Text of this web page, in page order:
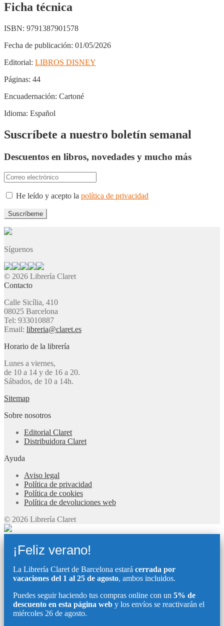
Ficha técnica
ISBN: 9791387901578
Fecha de publicación: 01/05/2026
Editorial: LIBROS DISNEY
Páginas: 44
Encuadernación: Cartoné
Idioma: Español
Suscríbete a nuestro boletín semanal
Descuentos en libros, novedades y mucho más
He leído y acepto la política de privacidad
Síguenos
© 2026 Librería Claret
Contacto
Calle Sicília, 410
08025 Barcelona
Tel: 933010887
Email: libreria@claret.es
Horario de la librería
Lunes a viernes,
de 10 a 14 y de 16 a 20.
Sábados, de 10 a 14h.
Sitemap
Sobre nosotros
Editorial Claret
Distribuidora Claret
Ayuda
Aviso legal
Política de privacidad
Política de cookies
Política de devoluciones web
© 2026 Librería Claret
¡Feliz verano!
La Librería Claret de Barcelona estará cerrada por
vacaciones del 1 al 25 de agosto, ambos incluidos.
Puedes seguir haciendo tus compras online con un 5% de
descuento en esta página web y los envíos se reactivarán el
miércoles 26 de agosto.